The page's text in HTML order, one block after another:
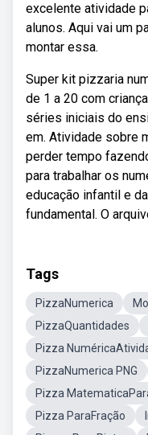
excelente atividade
alunos. Aqui vai um
montar essa.
Super kit pizzaria
de 1 a 20 com
séries iniciais do
em. Atividade sobre
perder tempo
para trabalhar os
educação infantil e
fundamental. O
Tags
PizzaNumerica
PizzaQuantidades
Pizza
PizzaNumerica PNG
Pizza
Pizza ParaFração